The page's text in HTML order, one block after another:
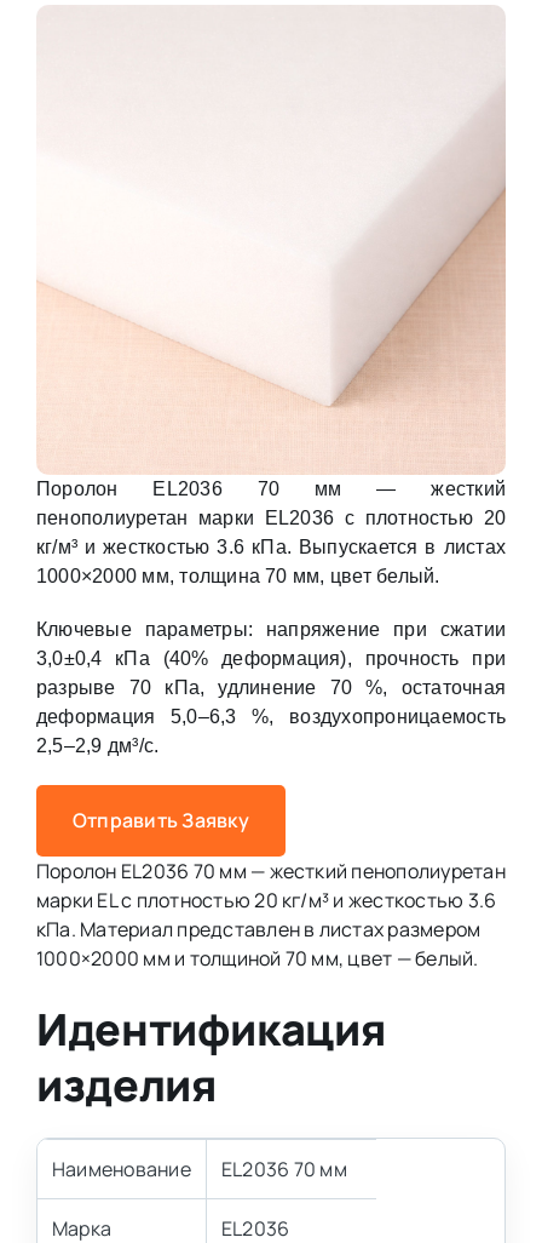
Поролон EL2036 70 мм — жесткий
пенополиуретан марки EL2036 с плотностью 20
кг/м³ и жесткостью 3.6 кПа. Выпускается в листах
1000×2000 мм, толщина 70 мм, цвет белый.
Ключевые параметры: напряжение при сжатии
3,0±0,4 кПа (40% деформация), прочность при
разрыве 70 кПа, удлинение 70 %, остаточная
деформация 5,0–6,3 %, воздухопроницаемость
2,5–2,9 дм³/с.
Отправить Заявку
Поролон EL2036 70 мм — жесткий пенополиуретан
марки EL с плотностью 20 кг/м³ и жесткостью 3.6
кПа. Материал представлен в листах размером
1000×2000 мм и толщиной 70 мм, цвет — белый.
Идентификация
изделия
Наименование EL2036 70 мм
Марка EL2036